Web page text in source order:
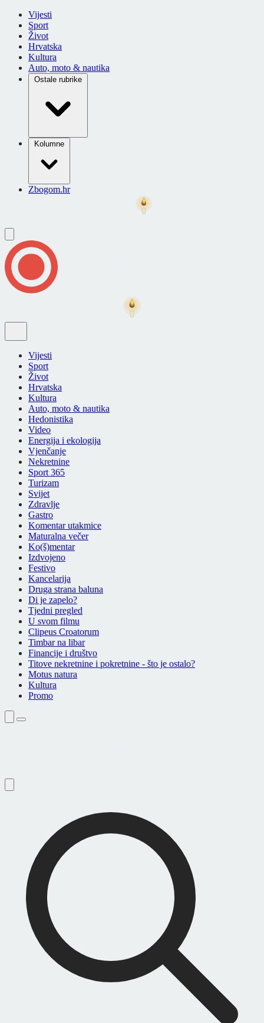
Vijesti
Sport
Život
Hrvatska
Kultura
Auto, moto & nautika
Ostale rubrike
Kolumne
Zbogom.hr
Vijesti
Sport
Život
Hrvatska
Kultura
Auto, moto & nautika
Hedonistika
Video
Energija i ekologija
Vjenčanje
Nekretnine
Sport 365
Turizam
Svijet
Zdravlje
Gastro
Komentar utakmice
Maturalna večer
Ko(š)mentar
Izdvojeno
Festivo
Kancelarija
Druga strana baluna
Di je zapelo?
Tjedni pregled
U svom filmu
Clipeus Croatorum
Timbar na libar
Financije i društvo
Titove nekretnine i pokretnine - što je ostalo?
Motus natura
Kultura
Promo